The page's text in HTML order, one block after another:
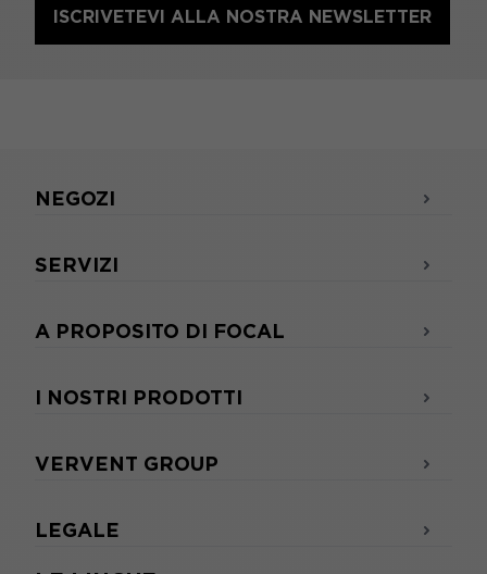
ISCRIVETEVI ALLA NOSTRA NEWSLETTER
NEGOZI
SERVIZI
A PROPOSITO DI FOCAL
I NOSTRI PRODOTTI
VERVENT GROUP
LEGALE